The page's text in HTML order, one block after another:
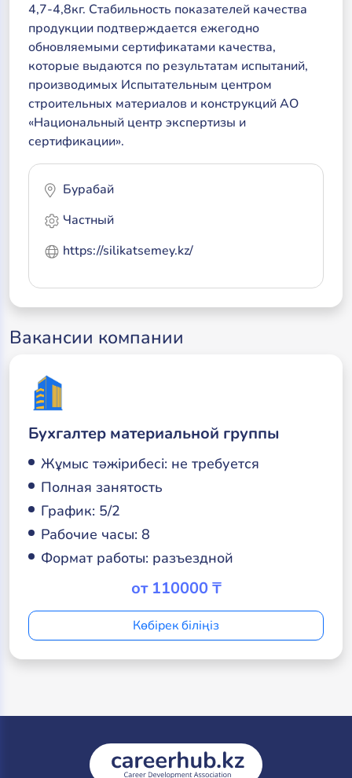
4,7-4,8кг. Стабильность показателей качества
продукции подтверждается ежегодно
обновляемыми сертификатами качества,
которые выдаются по результатам испытаний,
производимых Испытательным центром
строительных материалов и конструкций АО
«Национальный центр экспертизы и
сертификации».
Бурабай
Частный
https://silikatsemey.kz/
Вакансии компании
Бухгалтер материальной группы
Жұмыс тәжірибесі: не требуется
Полная занятость
График: 5/2
Рабочие часы: 8
Формат работы: разъездной
от 110000 ₸
Көбірек біліңіз